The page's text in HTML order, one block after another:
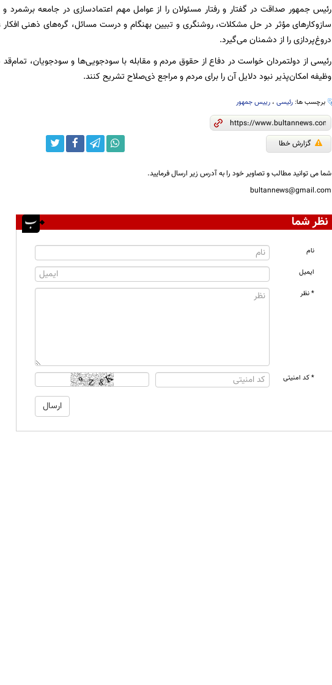
رئیس جمهور صداقت در گفتار و رفتار مسئولان را از عوامل مهم اعتمادسازی در جامعه برشمرد
سازوکارهای مؤثر در حل مشکلات، روشنگری و تبیین بهنگام و درست مسائل، گره‌های ذهنی
دروغ‌پردازی را از دشمنان می‌گیرد.
رئیسی از دولتمردان خواست در دفاع از حقوق مردم و مقابله با سودجویی‌ها و سودجویان، تمام‌قد
وظیفه امکان‌پذیر نبود دلایل آن را برای مردم و مراجع ذی‌صلاح تشریح کنند.
برچسب ها: رئیسی، رییس جمهور
گزارش خطا
شما می توانید مطالب و تصاویر خود را به آدرس زیر ارسال فرمایید.
bultannews@gmail.com
نظر شما
نام
ایمیل
* نظر
* کد امنیتی